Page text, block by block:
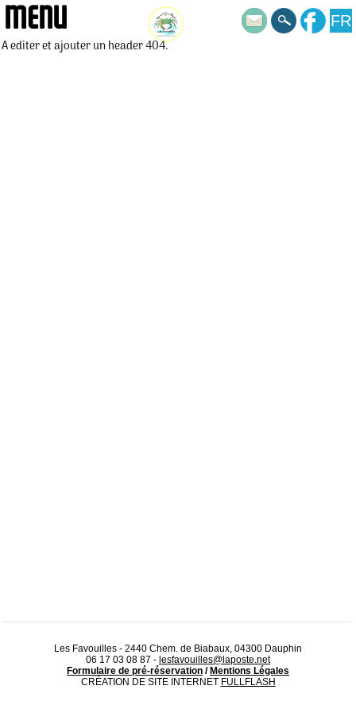
FR
MENU
A editer et ajouter un header 404.
Les Favouilles - 2440 Chem. de Biabaux, 04300 Dauphin
06 17 03 08 87 - lesfavouilles@laposte.net
Formulaire de pré-réservation / Mentions Légales
CRÉATION DE SITE INTERNET FULLFLASH